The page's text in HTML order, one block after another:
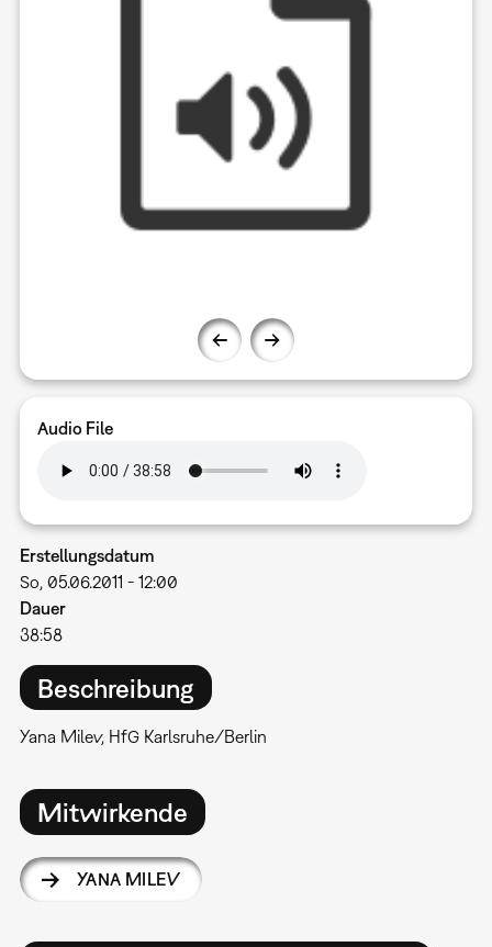
Audio File
Erstellungsdatum
So, 05.06.2011 - 12:00
Dauer
38:58
Beschreibung
Yana Milev, HfG Karlsruhe/Berlin
Mitwirkende
YANA MILEV